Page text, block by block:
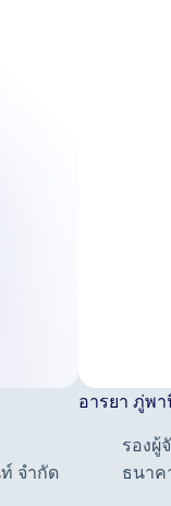
จำกัด
อารยา ภู่พ
รองผู้
ธนาค